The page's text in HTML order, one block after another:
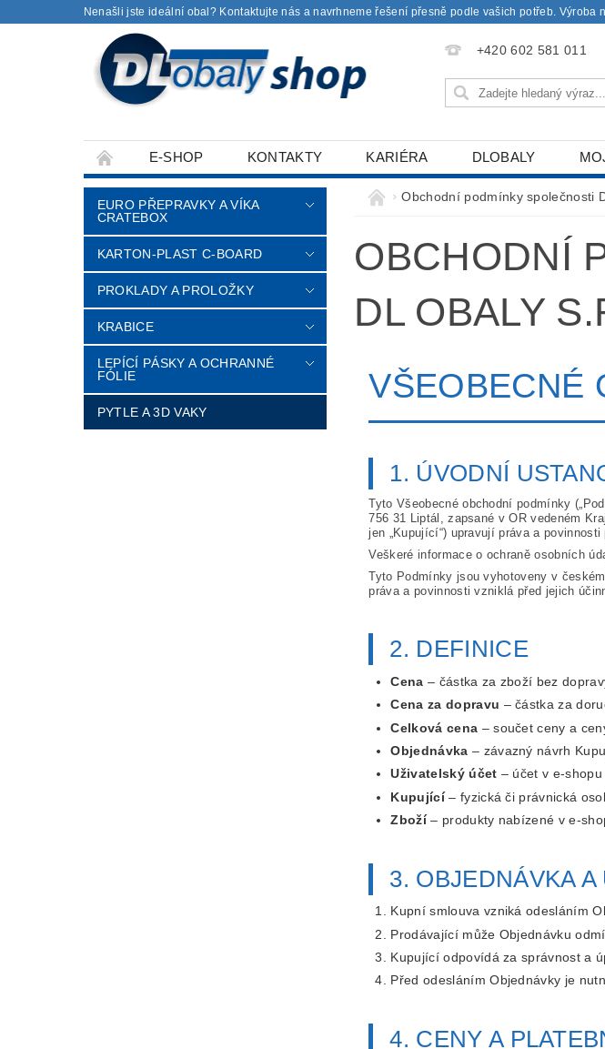
Nenašli jste ideální obal? Kontaktujte nás a navrhneme řešení přesně podle vašich potřeb. Výroba
+420 602 581 011
E-SHOP KONTAKTY KARIÉRA DLOBALY
EURO PŘEPRAVKY A VÍKA
CRATEBOX
KARTON-PLAST C-BOARD
PROKLADY A PROLOŽKY
KRABICE
LEPÍCÍ PÁSKY A OCHRANNÉ
FÓLIE
PYTLE A 3D VAKY
Obchodní podmínky společnosti
OBCHODNÍ
DL OBALY
VŠEOBECNÉ
1. ÚVODNÍ
Tyto Všeobecné obchodní podmínky
756 31 Liptál, zapsané v OR vedeném
jen „Kupující“) upravují práva a
Veškeré informace o ochraně osobních
Tyto Podmínky jsou vyhotoveny v
práva a povinnosti vzniklá před jejich
2. DEFINICE
Cena – částka za zboží bez
Cena za dopravu – částka za
Celková cena – součet ceny a
Objednávka – závazný návrh
Uživatelský účet – účet v e-
Kupující– fyzická či právnická
Zboží– produkty nabízené v e-
3. OBJEDNÁVKA
Kupní smlouva vzniká odesláním
Prodávající může Objednávku
Kupující odpovídá za správnost a
Před odesláním Objednávky je
4. CENY A